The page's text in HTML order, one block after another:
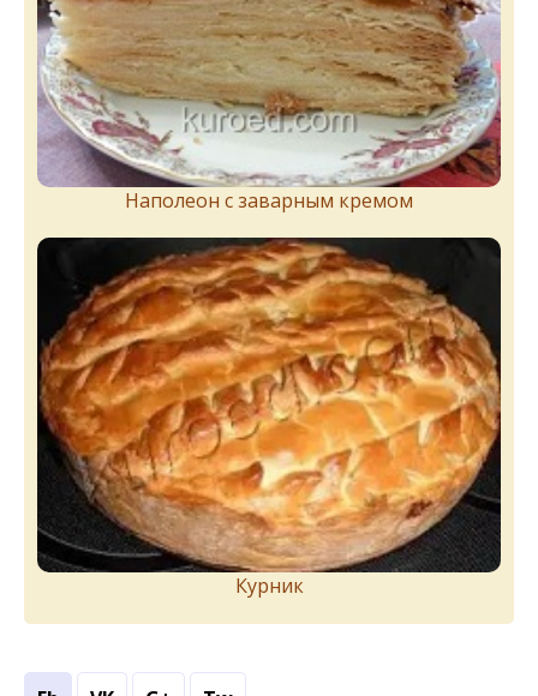
Наполеон с заварным кремом
Курник